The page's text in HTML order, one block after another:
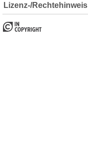
Lizenz-/Rechtehinweis